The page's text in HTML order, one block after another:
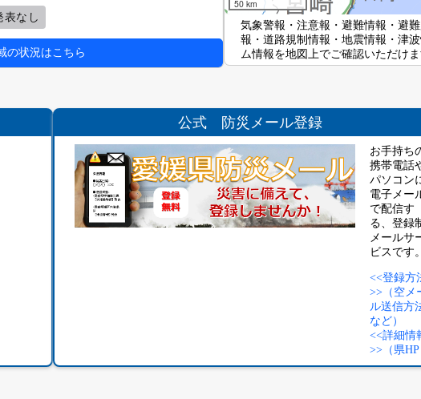
表なし
の状況はこちら
50 km
気象警報・注意報・避難情報・避
報・道路規制情報・地震情報・津
ム情報を地図上でご確認いただけま
公式 防災メール登録
お手持ち
携帯電話
パソコン
電子メー
で配信す
る、登録
メールサ
ビスです。
<<登録方
>>（空メ
ル送信方
など）
<<詳細情
>>（県HP